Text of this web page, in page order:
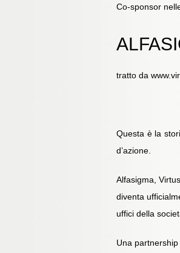
Co-sponsor
tratto da
Questa è la
d’azione.
Alfasigma,
diventa
uffici della
Una